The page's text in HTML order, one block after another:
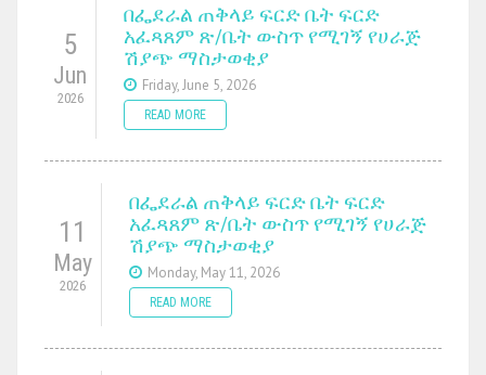
5
Jun
2026
በፌደራል ጠቅላይ ፍርድ ቤት ፍርድ
አፈጻጸም ጽ/ቤት ውስጥ የሚገኝ የሀራጅ
ሽያጭ ማስታወቂያ
Friday, June 5, 2026
READ MORE
11
May
2026
በፌደራል ጠቅላይ ፍርድ ቤት ፍርድ
አፈጻጸም ጽ/ቤት ውስጥ የሚገኝ የሀራጅ
ሽያጭ ማስታወቂያ
Monday, May 11, 2026
READ MORE